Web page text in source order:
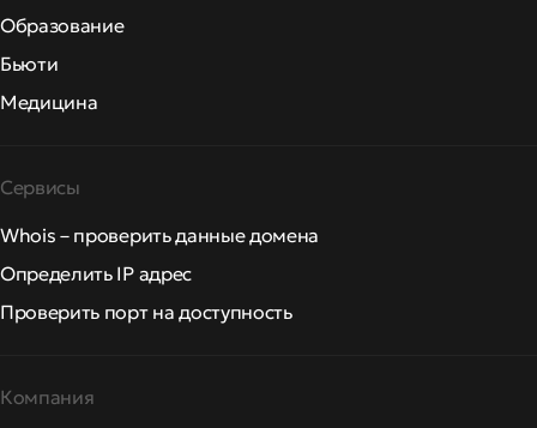
Образование
Бьюти
Медицина
Сервисы
Whois – проверить данные домена
Определить IP адрес
Проверить порт на доступность
Компания